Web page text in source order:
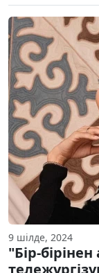
9 шілде, 2024
"Бір-